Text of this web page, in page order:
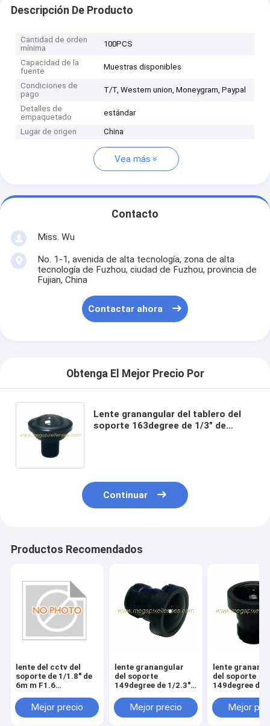
Descripción De Producto
Cantidad de orden
mínima
100PCS
Capacidad de la
fuente
Muestras disponibles
Condiciones de
pago
T/T, Western union, Moneygram, Paypal
Detalles de
empaquetado
estándar
Lugar de origen China
Vea más
Contacto
Miss. Wu
No. 1-1, avenida de alta tecnología, zona de alta
tecnología de Fuzhou, ciudad de Fuzhou, provincia de
Fujian, China
Contactar ahora
Obtenga El Mejor Precio Por
Lente granangular del tablero del
soporte 163degree de 1/3" de
Continuar
Productos Recomendados
lente del cctv del
soporte de 1/1.8" de
6m m F1.6
lente de 1/1.8" de 6m
m 6MP MTV
Mejor precio
lente granangular
del soporte
149degree de 1/2.3"
12Megapixel
M12x0.5 para las
Mejor precio
lente
del soporte
149degree de
12Megapixel
M12x0.5 para
Mejor